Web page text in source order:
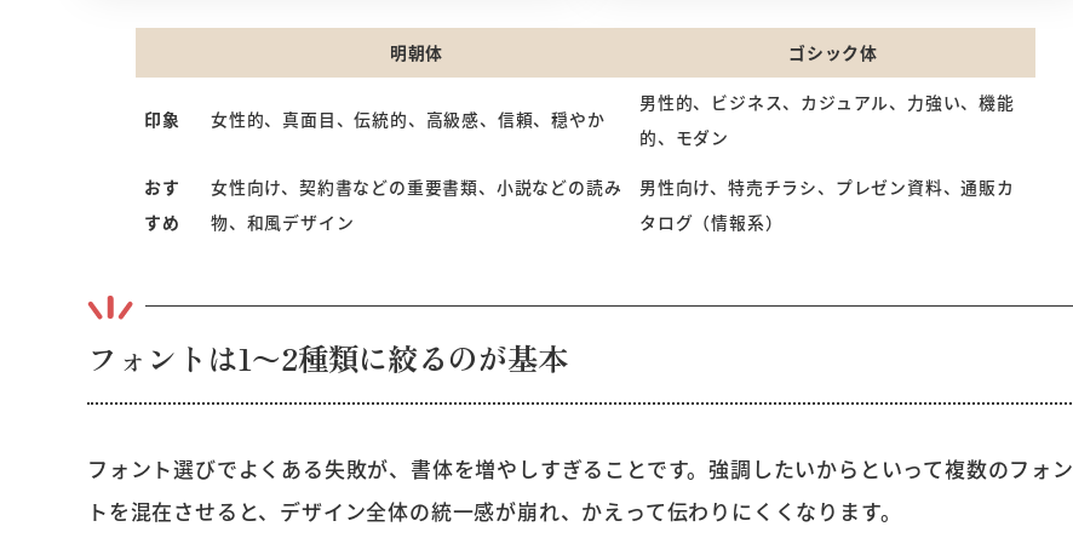
明朝体 ゴシック体
印象 女性的、真面目、伝統的、高級感、信頼、穏やか
男性的、ビジネス、カジュアル、力強い、機能
的、モダン
おす
すめ
女性向け、契約書などの重要書類、小説などの読み
物、和風デザイン
男性向け、特売チラシ、プレゼン資料、通販カ
タログ（情報系）
フォントは1〜2種類に絞るのが基本
フォント選びでよくある失敗が、書体を増やしすぎることです。強調したいからといって複数のフォン
トを混在させると、デザイン全体の統一感が崩れ、かえって伝わりにくくなります。